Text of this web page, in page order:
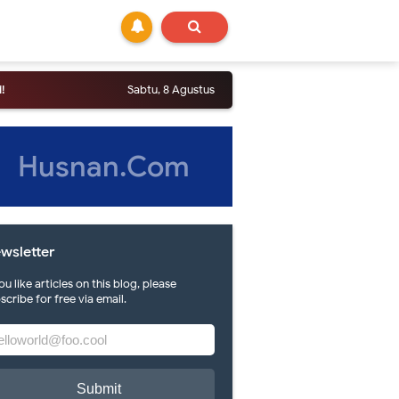
Sabtu, 8 Agustus
Husnan.Com
like articles on this blog, please
for free via email.